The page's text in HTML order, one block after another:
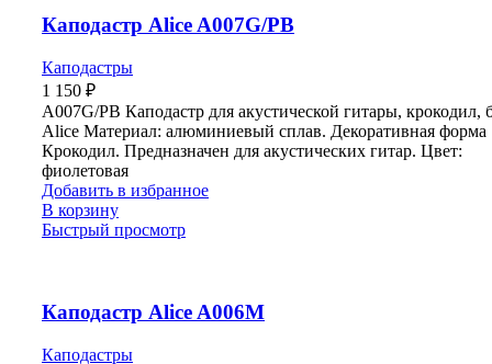
Каподастр Alice A007G/PB
Каподастры
1 150 ₽
A007G/PB Каподастр для акустической гитары, крокодил,
Alice Материал: алюминиевый сплав. Декоративная форма
Крокодил. Предназначен для акустических гитар. Цвет:
фиолетовая
Добавить в избранное
В корзину
Быстрый просмотр
Каподастр Alice A006M
Каподастры